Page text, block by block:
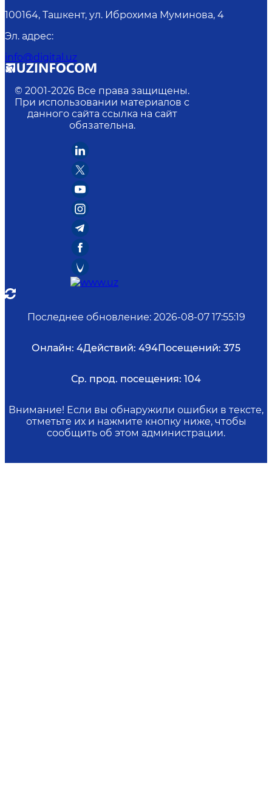
100164, Ташкент, ул. Иброхима Муминова, 4
Эл. адрес:
info@digital.uz
© 2001-2026 Все права защищены.
При использовании материалов с
данного сайта ссылка на сайт
обязательна.
Последнее обновление: 2026-08-07 17:55:19
Онлайн: 4Действий: 494Посещений: 375
Ср. прод. посещения: 104
Внимание! Если вы обнаружили ошибки в тексте,
отметьте их и нажмите кнопку ниже, чтобы
сообщить об этом администрации.